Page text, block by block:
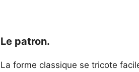
Le patron.
La forme classique se tricote